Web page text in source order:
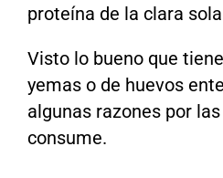
proteína de la clara
Visto lo bueno que
yemas o de huevos
algunas razones por
consume.